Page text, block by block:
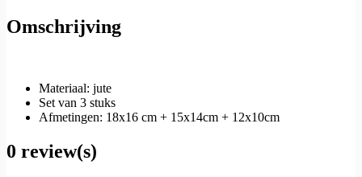
Omschrijving
Materiaal: jute
Set van 3 stuks
Afmetingen: 18x16 cm + 15x14cm + 12x10cm
0 review(s)